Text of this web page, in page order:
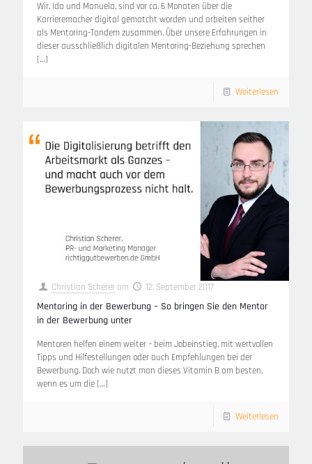
Wir, Ida und Manuela, sind vor ca. 6 Monaten über die
Karrieremacher digital gematcht worden und arbeiten seither
als Mentoring-Tandem zusammen. Über unsere Erfahrungen in
dieser ausschließlich digitalen Mentoring-Beziehung sprechen
[…]
Weiterlesen
Christian Scherer am 12. September 2017
Mentoring in der Bewerbung – So bringen Sie den Mentor
in der Bewerbung unter
Mentoren helfen einem weiter – beim Jobeinstieg, mit wertvollen
Tipps und Hilfestellungen oder auch Empfehlungen bei der
Bewerbung. Doch wie nutzt man dieses Vitamin B am besten,
wenn es um die[…]
Weiterlesen